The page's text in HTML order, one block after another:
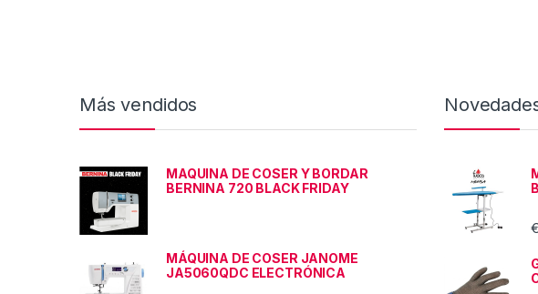
Más vendidos
MAQUINA DE COSER Y BORDAR
BERNINA 720 BLACK FRIDAY
MÁQUINA DE COSER JANOME
JA5060QDC ELECTRÓNICA
€